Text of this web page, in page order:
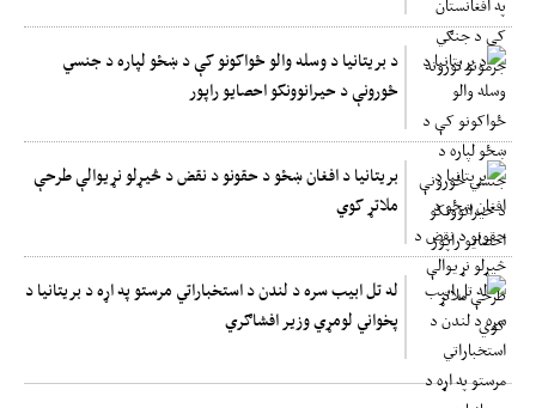
د بریتانیا د وسله والو ځواکونو کې د ښځو لپاره د جنسي
ځورونې د حیرانوونکو احصایو راپور
بریتانیا د افغان ښځو د حقونو د نقض د څیړلو نړیوالې طرحې
ملاتړ کوي
له تل ابیب سره د لندن د استخباراتي مرستو په اړه د بریتانیا د
پخواني لومړي وزیر افشاګري